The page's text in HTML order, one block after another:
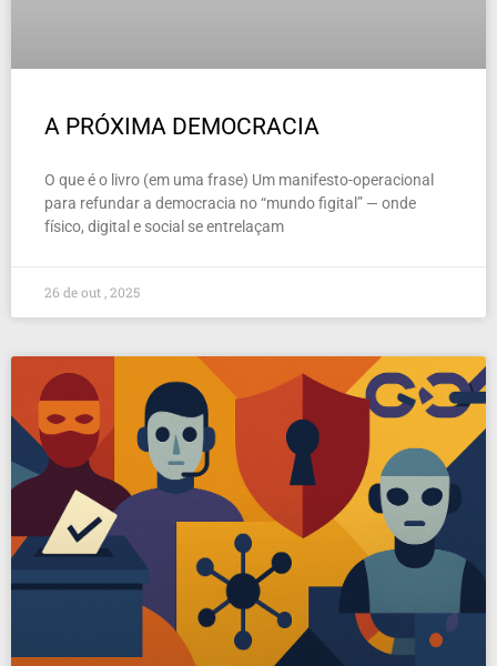
A PRÓXIMA DEMOCRACIA
O que é o livro (em uma frase) Um manifesto-operacional
para refundar a democracia no “mundo figital” — onde
físico, digital e social se entrelaçam
26 de out , 2025